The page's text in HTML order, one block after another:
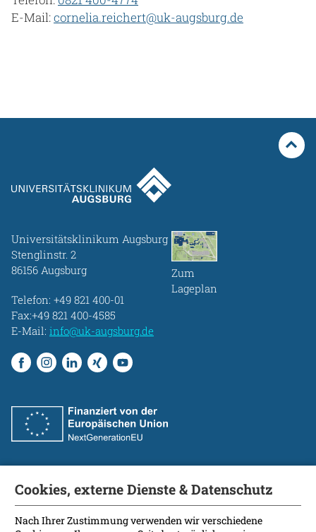
E-Mail:cornelia.reichert@uk-augsburg.de
Universitätsklinikum Augsburg
Stenglinstr. 2
86156 Augsburg
Telefon: +49 821 400-01
Fax:+49 821 400-4585
E-Mail: info@uk-augsburg.de
Zum
Lageplan
Fakultät
International Patients
Cookies, externe Dienste & Datenschutz
Nach Ihrer Zustimmung verwenden wir verschiedene